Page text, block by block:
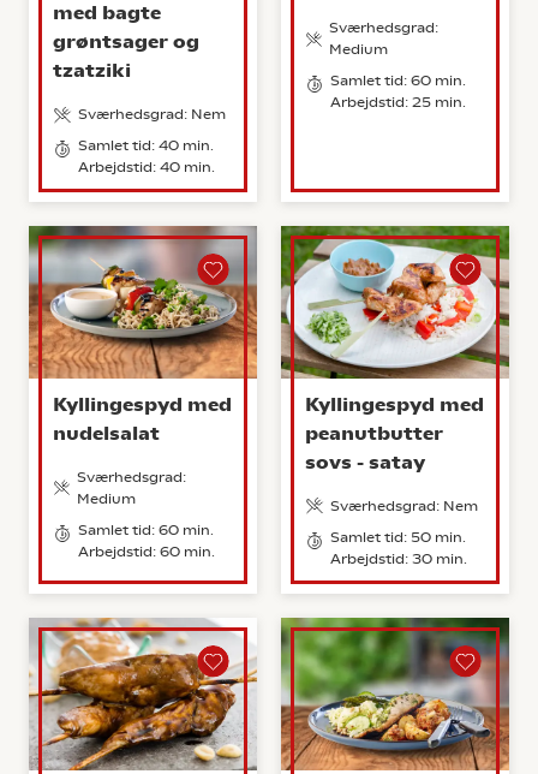
med bagte
grøntsager og
tzatziki
Sværhedsgrad: Nem
Samlet tid: 40 min.
Arbejdstid: 40 min.
Sværhedsgrad:
Medium
Samlet tid: 60 min.
Arbejdstid: 25 min.
Kyllingespyd med
nudelsalat
Sværhedsgrad:
Medium
Samlet tid: 60 min.
Arbejdstid: 60 min.
Kyllingespyd med
peanutbutter
sovs - satay
Sværhedsgrad: Nem
Samlet tid: 50 min.
Arbejdstid: 30 min.